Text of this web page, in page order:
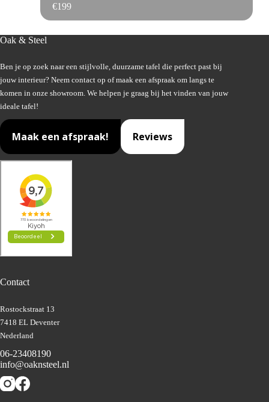
€199
Oak & Steel
Ben je op zoek naar een stijlvolle, duurzame tafel die perfect past bij
jouw interieur? Neem contact op of maak een afspraak om langs te
komen in onze showroom. We helpen je graag bij het vinden van jouw
ideale tafel!
Maak een afspraak! Reviews
Contact
Rostockstraat 13
7418 EL Deventer
Nederland
06-23408190
info@oaknsteel.nl